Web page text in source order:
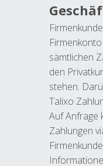
sämtlichen
den
stehen.
Talixo
Auf Anfrage
Zahlungen